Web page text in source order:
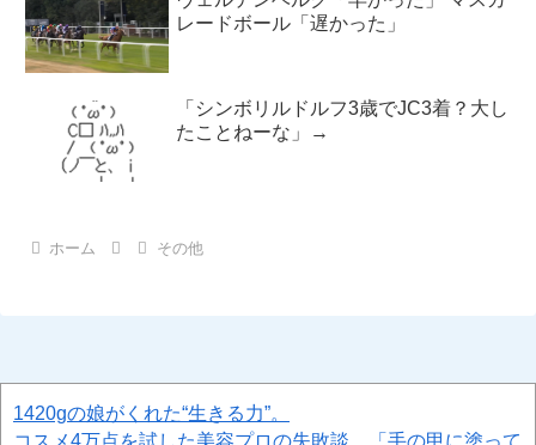
レードボール「遅かった」
「シンボリルドルフ3歳でJC3着？大し
たことねーな」→
ホーム その他
1420gの娘がくれた“生きる力”。